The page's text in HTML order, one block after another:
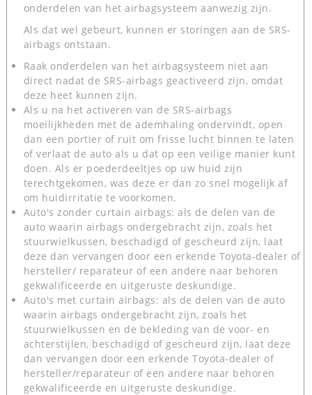
onderdelen van het airbagsysteem aanwezig zijn.
Als dat wel gebeurt, kunnen er storingen aan de SRS-
airbags ontstaan.
Raak onderdelen van het airbagsysteem niet aan
direct nadat de SRS-airbags geactiveerd zijn, omdat
deze heet kunnen zijn.
Als u na het activeren van de SRS-airbags
moeilijkheden met de ademhaling ondervindt, open
dan een portier of ruit om frisse lucht binnen te laten
of verlaat de auto als u dat op een veilige manier kunt
doen. Als er poederdeeltjes op uw huid zijn
terechtgekomen, was deze er dan zo snel mogelijk af
om huidirritatie te voorkomen.
Auto's zonder curtain airbags: als de delen van de
auto waarin airbags ondergebracht zijn, zoals het
stuurwielkussen, beschadigd of gescheurd zijn, laat
deze dan vervangen door een erkende Toyota-dealer of
hersteller/ reparateur of een andere naar behoren
gekwalificeerde en uitgeruste deskundige.
Auto's met curtain airbags: als de delen van de auto
waarin airbags ondergebracht zijn, zoals het
stuurwielkussen en de bekleding van de voor- en
achterstijlen, beschadigd of gescheurd zijn, laat deze
dan vervangen door een erkende Toyota-dealer of
hersteller/reparateur of een andere naar behoren
gekwalificeerde en uitgeruste deskundige.